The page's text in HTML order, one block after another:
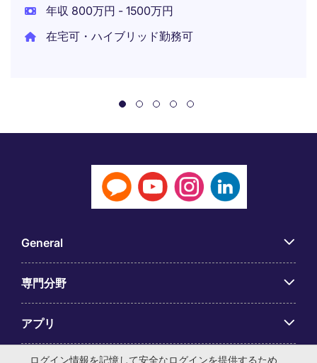
年収 800万円 - 1500万円
在宅可・ハイブリッド勤務可
General
専門分野
アプリ
ログイン情報を記憶して安全なログインを提供するため、